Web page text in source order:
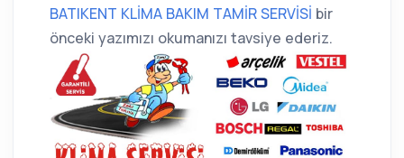
BATIKENT KLİMA BAKIM TAMİR SERVİSİ bir
önceki yazımızı okumanızı tavsiye ederiz.